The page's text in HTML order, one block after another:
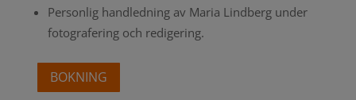
Personlig handledning av Maria Lindberg under
fotografering och redigering.
BOKNING